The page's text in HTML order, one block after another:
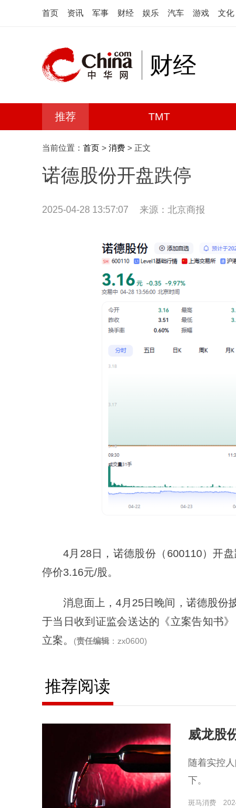
首页 资讯 军事 财经 娱乐 汽车 游戏 文化
财经
推荐 TMT
当前位置： 首页 > 消费 > 正文
诺德股份开盘跌停
2025-04-28 13:57:07 来源：北京商报
4月28日，诺德股份（600110）开
停价3.16元/股。
消息面上，4月25日晚间，诺德股份
于当日收到证监会送达的《立案告知书
立案。
(责任编辑 ：zx0600)
推荐阅读
威龙股
随着实控
下。
斑马消费